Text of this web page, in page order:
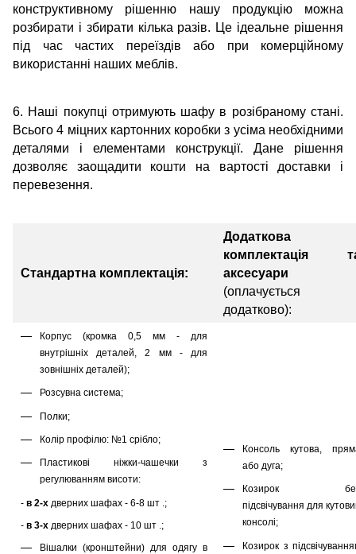
конструктивному рішенню нашу продукцію можна
розбирати і збирати кілька разів. Це ідеальне рішення
під час частих переїздів або при комерційному
використанні наших меблів.
6. Наші покупці отримують шафу в розібраному стані.
Всього 4 міцних картонних коробки з усіма необхідними
деталями і елементами конструкції. Дане рішення
дозволяє заощадити кошти на вартості доставки і
перевезення.
Стандартна комплектація:
Додаткова
комплектація
аксесуари
(оплачується
додатково):
Корпус (кромка 0,5 мм - для
внутрішніх деталей, 2 мм - для
зовнішніх деталей);
Розсувна система;
Полки;
Колір профілю: №1 срібло;
Пластикові ніжки-чашечки з
регулюванням висоти:
- в 2-х дверних шафах - 6-8 шт .;
- в 3-х дверних шафах - 10 шт .;
Вішалки (кронштейни) для одягу в
Консоль кутова,
або дуга;
Козирок
підсвічування для
консолі;
Козирок з